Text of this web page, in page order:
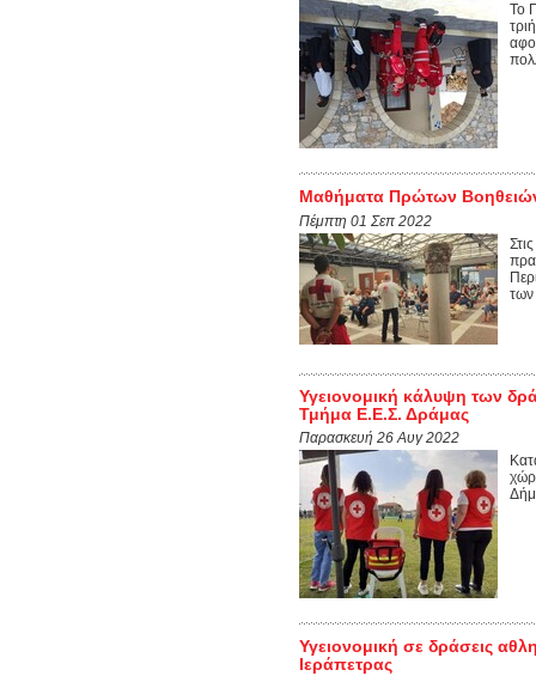
Το
Μαθήματα Πρώτων
Πέμπτη 01 Σεπ 2022
Υγειονομική κάλυψη των
Τμήμα Ε.Ε.Σ. Δράμας
Παρασκευή 26 Αυγ 2022
Υγειονομική σε δράσεις
Ιεράπετρας